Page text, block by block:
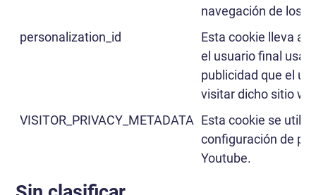
navegación de los
personalization_id
Esta cookie lleva a
el usuario final usa
publicidad que el
visitar dicho sitio
VISITOR_PRIVACY_METADATA Esta cookie se
configuración de
Youtube.